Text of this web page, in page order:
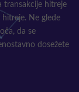
transakcije hitreje
Ne glede
da se
dosežete